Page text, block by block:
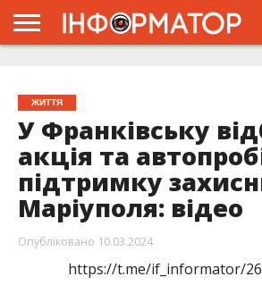
ЖИТТЯ
У Франківську
акція та
підтримку
Маріуполя: відео
Опубліковано 10.03.2024
https://t.me/if_informator/